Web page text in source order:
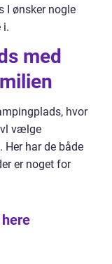
I ønsker nogle
i.
med
hvor
vælge
. Her har de både
er noget for